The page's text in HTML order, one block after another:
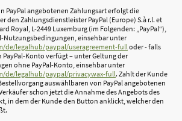
PayPal angebotenen Zahlungsart erfolgt die
den Zahlungsdienstleister PayPal (Europe) S.à r.l. et
Royal, L-2449 Luxemburg (im Folgenden: „PayPal“),
Nutzungsbedingungen, einsehbar unter
/de/legalhub/paypal/useragreement-fulloder - falls
Konto verfügt – unter Geltung der
ohne PayPal-Konto, einsehbar unter
/de/legalhub/paypal/privacywax-full. Zahlt der Kunde
auswählbaren von PayPal angebotenen
schon jetzt die Annahme des Angebots des
in dem der Kunde den Button anklickt, welcher den